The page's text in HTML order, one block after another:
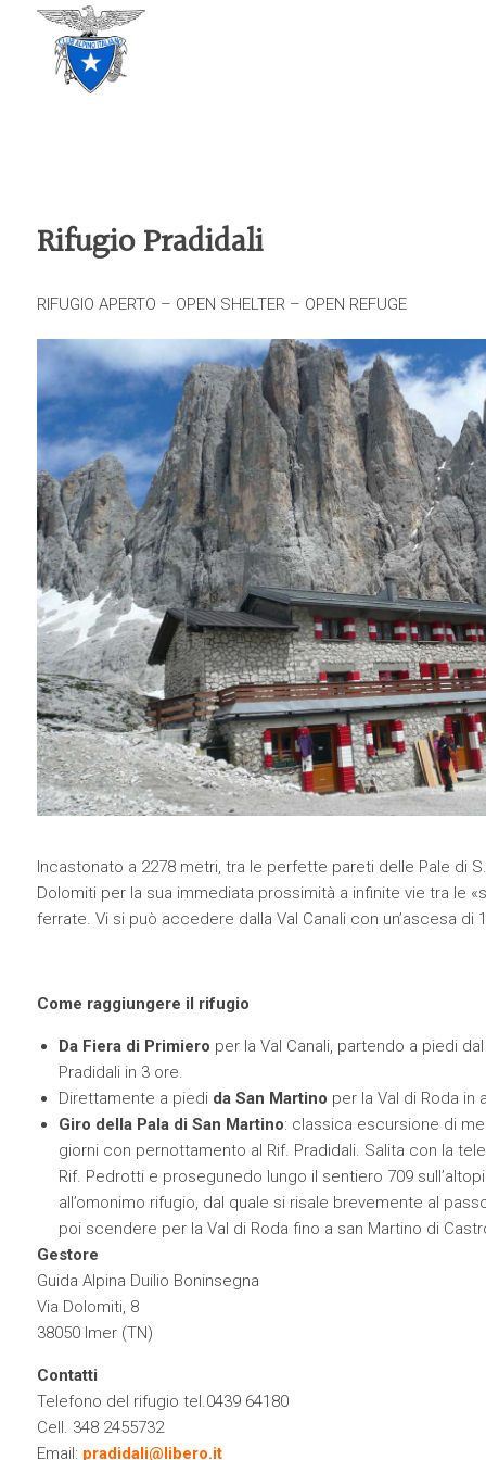
Rifugio Pradidali
RIFUGIO APERTO – OPEN SHELTER – OPEN REFUGE
Incastonato a 2278 metri, tra le perfette pareti delle Pale di
Dolomiti per la sua immediata prossimità a infinite vie tra le
ferrate. Vi si può accedere dalla Val Canali con un’ascesa
Come raggiungere il rifugio
Da Fiera di Primiero per la Val Canali, partendo a piedi
Pradidali in 3 ore.
Direttamente a piedi da San Martino per la Val di Roda in
Giro della Pala di San Martino: classica escursione di
giorni con pernottamento al Rif. Pradidali. Salita con la
Rif. Pedrotti e prosegunedo lungo il sentiero 709
all’omonimo rifugio, dal quale si risale brevemente al
poi scendere per la Val di Roda fino a san Martino di
Gestore
Guida Alpina Duilio Boninsegna
Via Dolomiti, 8
38050 Imer (TN)
Contatti
Telefono del rifugio tel.0439 64180
Cell. 348 2455732
Email: pradidali@libero.it